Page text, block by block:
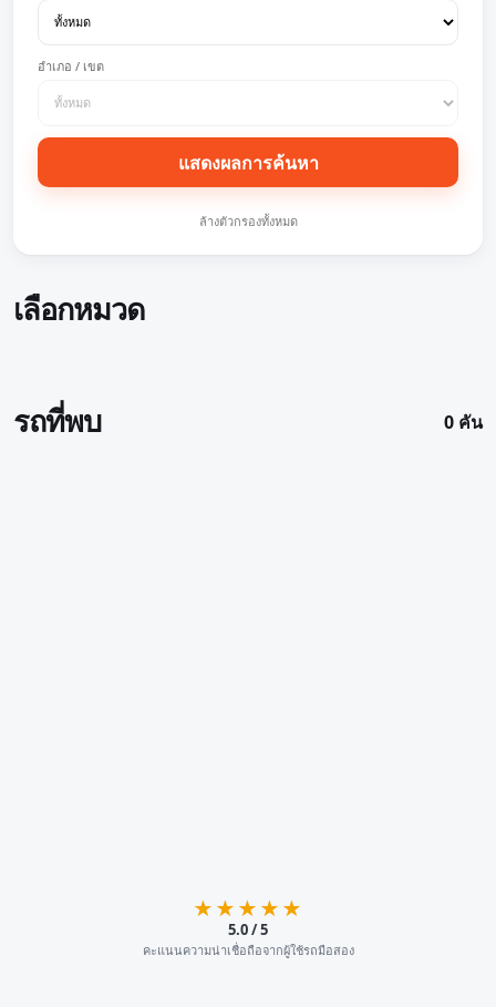
อำเภอ / เขต
แสดงผลการค้นหา
ล้างตัวกรองทั้งหมด
เลือกหมวด
รถที่พบ 0 คัน
★★★★★
5.0 / 5
คะแนนความน่าเชื่อถือจากผู้ใช้รถมือสอง